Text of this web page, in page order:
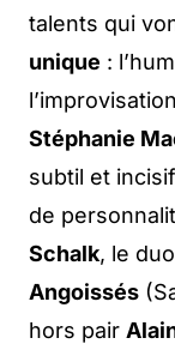
talents qui
unique :
l’improvisation
Stéphanie
subtil et incisif
de
Schalk, le
Angoissés
hors pair